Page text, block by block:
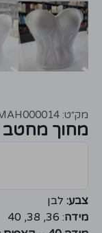
מק״ט: MAH000014
מחוך מחטב
צבע: לבן
מידה: 36, 38, 40